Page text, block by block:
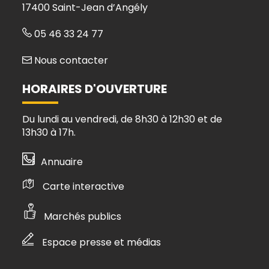
17400 Saint-Jean d’Angély
05 46 33 24 77
Nous contacter
HORAIRES D'OUVERTURE
Du lundi au vendredi, de 8h30 à 12h30 et de
13h30 à 17h.
Annuaire
Carte interactive
Marchés publics
Espace presse et médias